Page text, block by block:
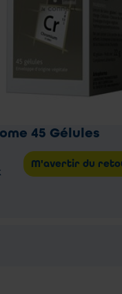
45 Gélules
M'avertir du